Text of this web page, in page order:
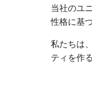
当社のユ
性格に基
私たちは
ティを作